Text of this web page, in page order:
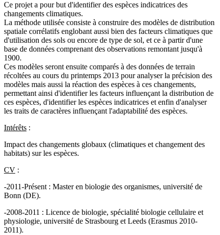
Ce projet a pour but d'identifier des espèces indicatrices des
changements climatiques.
La méthode utilisée consiste à construire des modèles de distribution
spatiale corrélatifs englobant aussi bien des facteurs climatiques que
d'utilisation des sols ou encore de type de sol, et ce à partir d'une
base de données comprenant des observations remontant jusqu'à
1900.
Ces modèles seront ensuite comparés à des données de terrain
récoltées au cours du printemps 2013 pour analyser la précision des
modèles mais aussi la réaction des espèces à ces changements,
permettant ainsi d'identifier les facteurs influençant la distribution de
ces espèces, d'identifier les espèces indicatrices et enfin d'analyser
les traits de caractères influençant l'adaptabilité des espèces.
Intérêts :
Impact des changements globaux (climatiques et changement des
habitats) sur les espèces.
CV :
-2011-Présent : Master en biologie des organismes, université de
Bonn (DE).
-2008-2011 : Licence de biologie, spécialité biologie cellulaire et
physiologie, université de Strasbourg et Leeds (Erasmus 2010-
2011).